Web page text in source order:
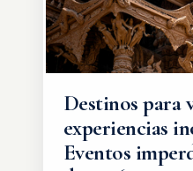
Destinos para
experiencias
Eventos